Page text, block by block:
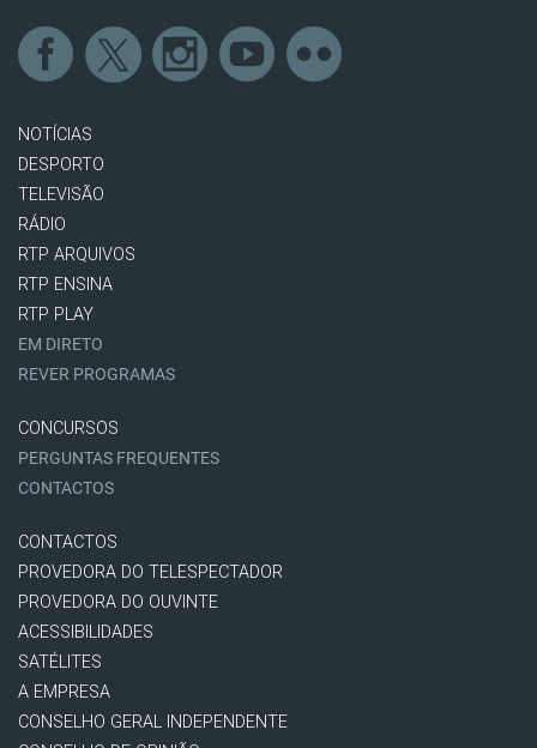
NOTÍCIAS
DESPORTO
TELEVISÃO
RÁDIO
RTP ARQUIVOS
RTP ENSINA
RTP PLAY
EM DIRETO
REVER PROGRAMAS
CONCURSOS
PERGUNTAS FREQUENTES
CONTACTOS
CONTACTOS
PROVEDORA DO TELESPECTADOR
PROVEDORA DO OUVINTE
ACESSIBILIDADES
SATÉLITES
A EMPRESA
CONSELHO GERAL INDEPENDENTE